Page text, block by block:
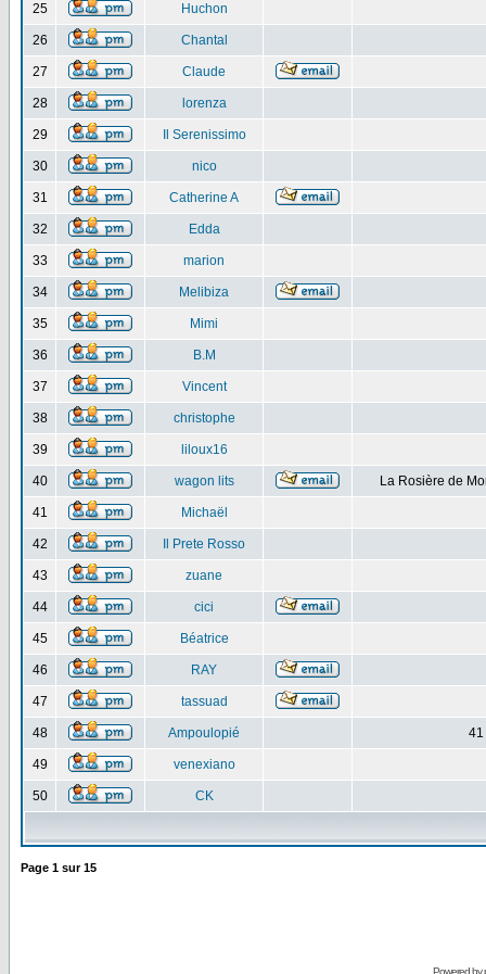
25 Huchon
26 Chantal
27 Claude
28 lorenza
29 Il Serenissimo
30 nico
31 Catherine A
32 Edda
33 marion
34 Melibiza
35 Mimi
36 B.M
37 Vincent
38 christophe
39 liloux16
40 wagon lits La Rosière de
41 Michaël
42 Il Prete Rosso
43 zuane
44 cici
45 Béatrice
46 RAY
47 tassuad
48 Ampoulopié 41
49 venexiano
50 CK
Page 1 sur15
Powered by